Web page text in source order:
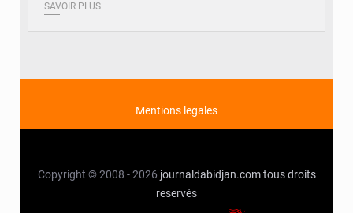
SAVOIR PLUS
Mentions legales
Copyright © 2008 - 2026 journaldabidjan.com tous droits
reservés